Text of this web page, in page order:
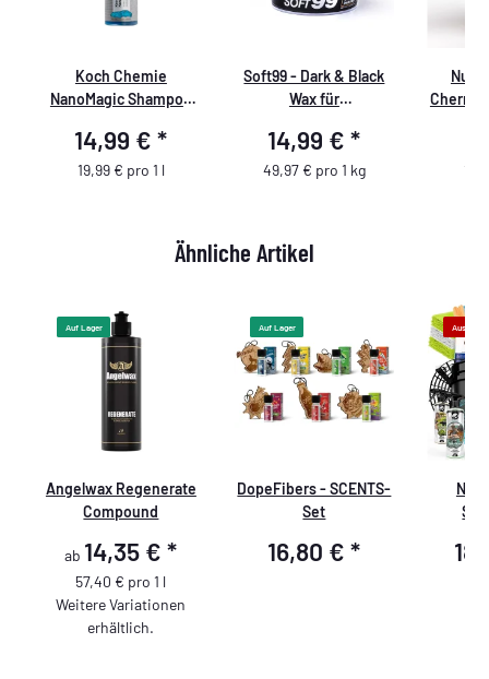
Koch Chemie
NanoMagic Shampoo
14,99 €*
19,99 € pro 1 l
Soft99 - Dark & Black
Wax für
Autolacke- 300 gr
14,99 €*
49,97 € pro 1 kg
Cherry
Ähnliche Artikel
Auf Lager
Angelwax Regenerate
Compound
ab 14,35 €*
57,40 € pro 1 l
Weitere Variationen
erhältlich.
Auf Lager
DopeFibers - SCENTS-
Set
16,80 €*